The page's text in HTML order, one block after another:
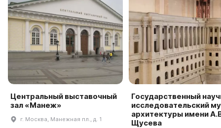
Центральный выставочный
зал «Манеж»
г. Москва, Манежная пл., д. 1
Государственный
исследовательский
архитектуры имени
Щусева